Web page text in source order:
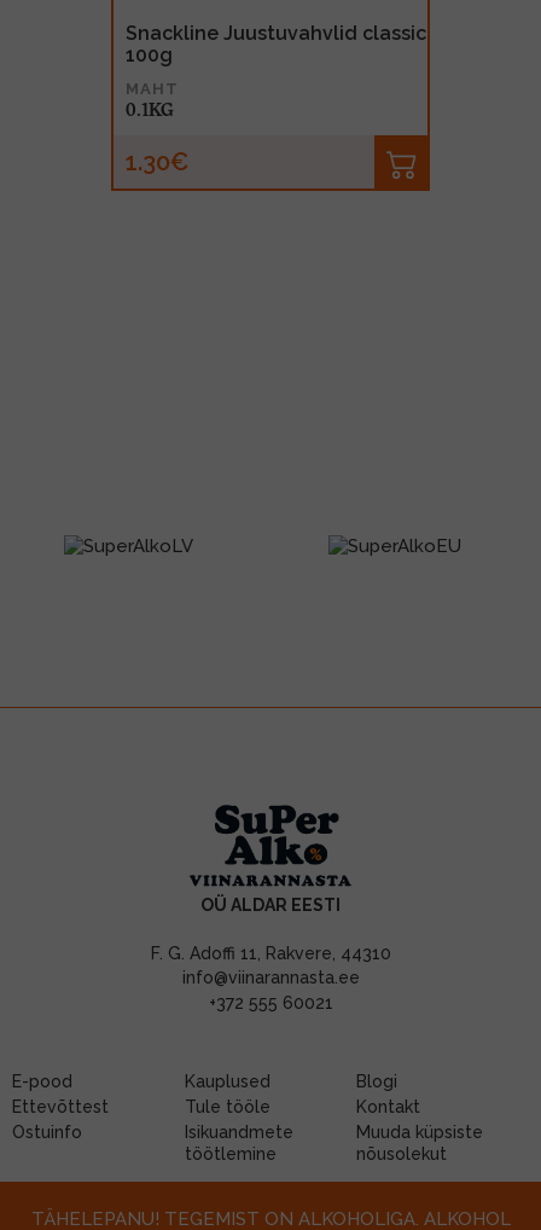
Snackline Juustuvahvlid classic
100g
MAHT
0.1KG
1.30€
OÜ ALDAR EESTI
F. G. Adoffi 11, Rakvere, 44310
info@viinarannasta.ee
+372 555 60021
E-pood Kauplused
Blogi
Ettevõttest
Tule tööle
Kontakt
Ostuinfo
Isikuandmete
töötlemine
Muuda küpsiste
nõusolekut
TÄHELEPANU! TEGEMIST ON ALKOHOLIGA. ALKOHOL